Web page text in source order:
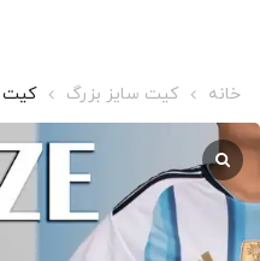
خانه کیت سایز بزرگ کیت